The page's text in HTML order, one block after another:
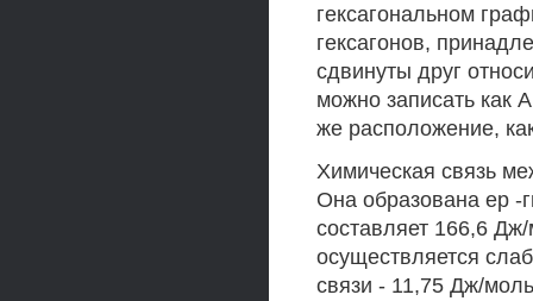
гексагональном
гексагонов,
сдвинуты друг
можно записать как
же расположение,
Химическая связь
Она образована ер -
составляет 166,6
осуществляется
связи - 11,75 Дж/